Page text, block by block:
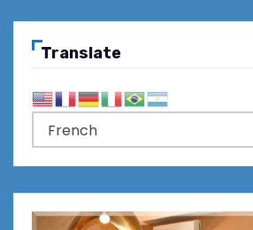
Translate